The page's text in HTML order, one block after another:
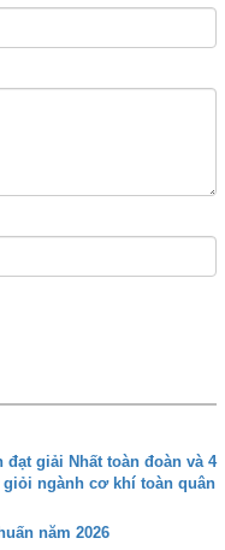
giải Nhất toàn đoàn và 4
ngành cơ khí toàn quân
năm 2026